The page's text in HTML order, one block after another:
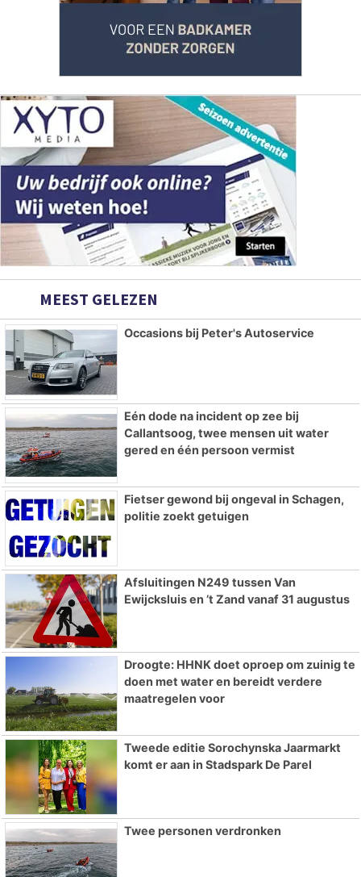
MEEST GELEZEN
Occasions bij Peter's Autoservice
Eén dode na incident op zee bij
Callantsoog, twee mensen uit water
gered en één persoon vermist
Fietser gewond bij ongeval in Schagen,
politie zoekt getuigen
Afsluitingen N249 tussen Van
Ewijcksluis en ’t Zand vanaf 31 augustus
Droogte: HHNK doet oproep om zuinig te
doen met water en bereidt verdere
maatregelen voor
Tweede editie Sorochynska Jaarmarkt
komt er aan in Stadspark De Parel
Twee personen verdronken